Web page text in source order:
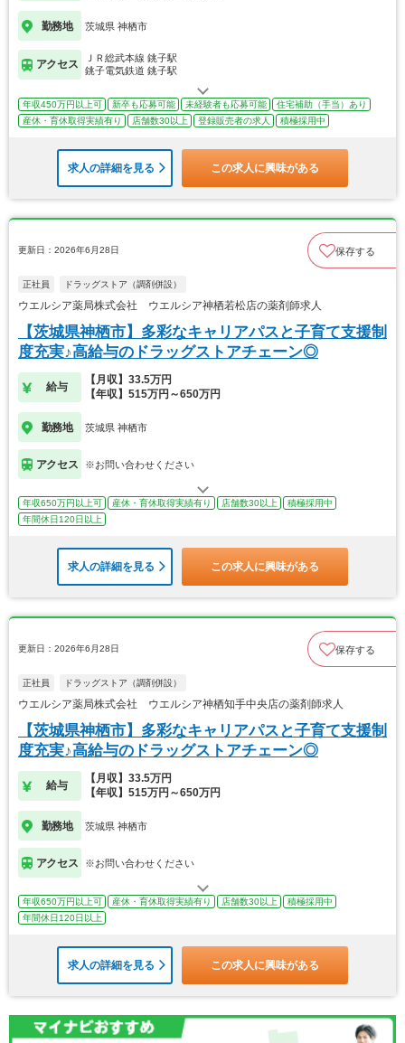
勤務地 茨城県 神栖市
アクセス
ＪＲ総武本線 銚子駅
銚子電気鉄道 銚子駅
年収450万円以上可 新卒も応募可能 未経験者も応募可能
住宅補助（手当）あり
産休・育休取得実績有り
店舗数30以上 登録販売者の求人 積極採用中
求人の詳細を見る この求人に興味がある
更新日：2026年6月28日 保存する
正社員 ドラッグストア（調剤併設）
ウエルシア薬局株式会社 ウエルシア神栖若松店の薬剤師求人
【茨城県神栖市】多彩なキャリアパスと子育て支援制
度充実♪高給与のドラッグストアチェーン◎
給与
【月収】33.5万円
【年収】515万円～650万円
勤務地 茨城県 神栖市
アクセス ※お問い合わせください
年収650万円以上可 産休・育休取得実績有り 店舗数30以上
積極採用中
年間休日120日以上
求人の詳細を見る この求人に興味がある
更新日：2026年6月28日 保存する
正社員 ドラッグストア（調剤併設）
ウエルシア薬局株式会社 ウエルシア神栖知手中央店の薬剤師求人
【茨城県神栖市】多彩なキャリアパスと子育て支援制
度充実♪高給与のドラッグストアチェーン◎
給与
【月収】33.5万円
【年収】515万円～650万円
勤務地 茨城県 神栖市
アクセス ※お問い合わせください
年収650万円以上可 産休・育休取得実績有り 店舗数30以上
積極採用中
年間休日120日以上
求人の詳細を見る この求人に興味がある